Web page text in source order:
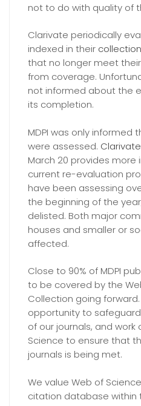
not to do with quality of
Clarivate periodically
indexed in their
that no longer meet
from coverage.
not informed about the
its completion.
MDPI was only informed
were assessed.
March 20 provides
current re-evaluation
have been assessing
the beginning of the
delisted. Both major
houses and smaller or
affected.
Close to 90% of MDPI
to be covered by the
Collection going forward.
opportunity to
of our journals, and work
Science to ensure that
journals is being met.
We value Web of
citation database within